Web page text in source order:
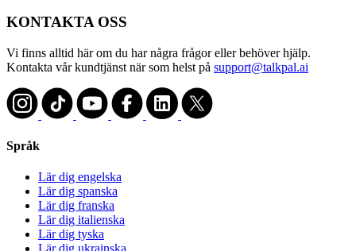
KONTAKTA OSS
Vi finns alltid här om du har några frågor eller behöver hjälp.
Kontakta vår kundtjänst när som helst på support@talkpal.ai
Språk
Lär dig engelska
Lär dig spanska
Lär dig franska
Lär dig italienska
Lär dig tyska